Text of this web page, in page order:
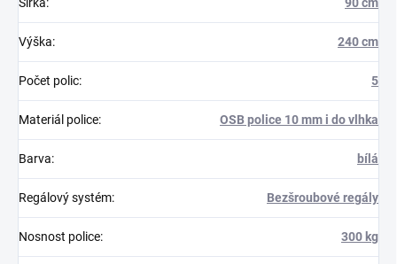
Výška: 240 cm
Počet polic: 5
Materiál police: OSB police 10 mm i do vlhka
Barva: bílá
Regálový systém: Bezšroubové regály
Nosnost police: 300 kg